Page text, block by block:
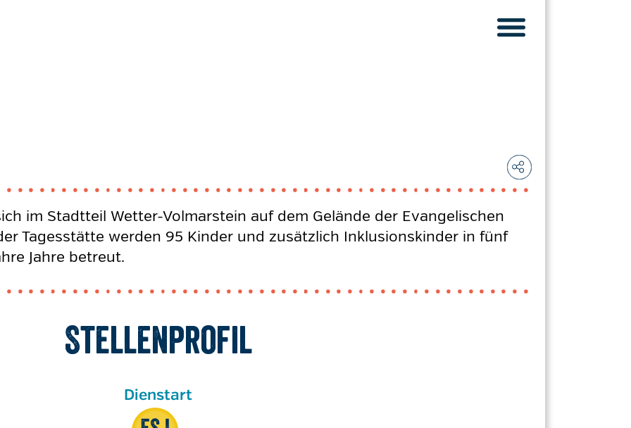
im Stadtteil Wetter-Volmarstein auf dem Gelände der Evangelischen
Tagesstätte werden 95 Kinder und zusätzlich Inklusionskinder in fünf
Jahre betreut.
Stellenprofil